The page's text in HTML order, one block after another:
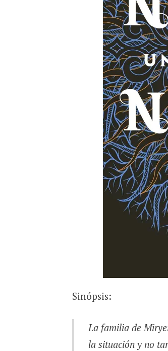
Sinópsis:
La familia de
la situación y no